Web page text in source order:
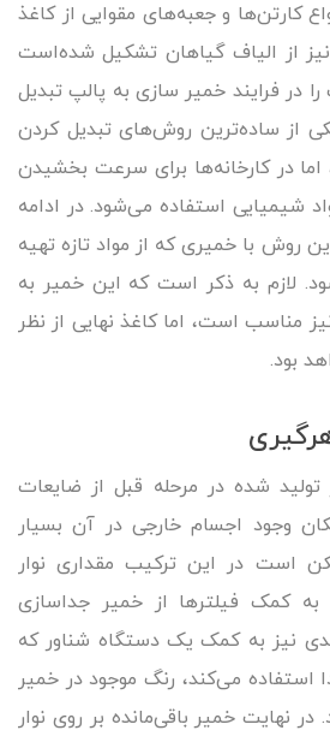
کارتن‌ها و جعبه‌های مقوایی از کاغذ
از الیاف گیاهان تشکیل شده‌است
در فرایند خمیر سازی به پالپ تبدیل
از ساده‌ترین روش‌های تبدیل کردن
در کارخانه‌ها برای سرعت بخشیدن
شیمیایی استفاده می‌شود. در ادامه
روش با خمیری که از مواد تازه تهیه
لازم به ذکر است که این خمیر به
مناسب است، اما کاغذ نهایی از نظر
بود.
تولید شده در مرحله قبل از ضایعات
وجود اجسام خارجی در آن بسیار
است در این ترکیب مقداری نوار
کمک فیلترها از خمیر جداسازی
نیز به کمک یک دستگاه شناور که
استفاده می‌کند، رنگ موجود در خمیر
در نهایت خمیر باقی‌مانده بر روی نوار